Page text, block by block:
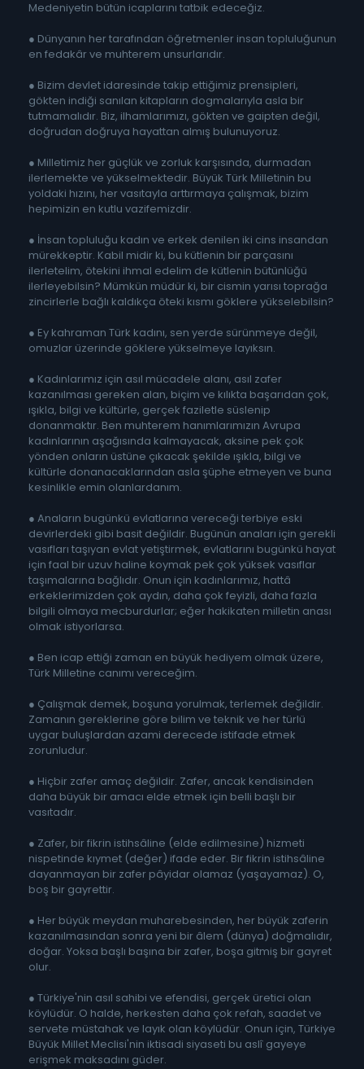
Medeniyetin bütün icaplarını tatbik edeceğiz.
● Dünyanın her tarafından öğretmenler insan topluluğunun
en fedakâr ve muhterem unsurlarıdır.
● Bizim devlet idaresinde takip ettiğimiz prensipleri,
gökten indiği sanılan kitapların dogmalarıyla asla bir
tutmamalıdır. Biz, ilhamlarımızı, gökten ve gaipten değil,
doğrudan doğruya hayattan almış bulunuyoruz.
● Milletimiz her güçlük ve zorluk karşısında, durmadan
ilerlemekte ve yükselmektedir. Büyük Türk Milletinin bu
yoldaki hızını, her vasıtayla arttırmaya çalışmak, bizim
hepimizin en kutlu vazifemizdir.
● İnsan topluluğu kadın ve erkek denilen iki cins insandan
mürekkeptir. Kabil midir ki, bu kütlenin bir parçasını
ilerletelim, ötekini ihmal edelim de kütlenin bütünlüğü
ilerleyebilsin? Mümkün müdür ki, bir cismin yarısı toprağa
zincirlerle bağlı kaldıkça öteki kısmı göklere yükselebilsin?
● Ey kahraman Türk kadını, sen yerde sürünmeye değil,
omuzlar üzerinde göklere yükselmeye layıksın.
● Kadınlarımız için asıl mücadele alanı, asıl zafer
kazanılması gereken alan, biçim ve kılıkta başarıdan çok,
ışıkla, bilgi ve kültürle, gerçek faziletle süslenip
donanmaktır. Ben muhterem hanımlarımızın Avrupa
kadınlarının aşağısında kalmayacak, aksine pek çok
yönden onların üstüne çıkacak şekilde ışıkla, bilgi ve
kültürle donanacaklarından asla şüphe etmeyen ve buna
kesinlikle emin olanlardanım.
● Anaların bugünkü evlatlarına vereceği terbiye eski
devirlerdeki gibi basit değildir. Bugünün anaları için gerekli
vasıfları taşıyan evlat yetiştirmek, evlatlarını bugünkü hayat
için faal bir uzuv haline koymak pek çok yüksek vasıflar
taşımalarına bağlıdır. Onun için kadınlarımız, hattâ
erkeklerimizden çok aydın, daha çok feyizli, daha fazla
bilgili olmaya mecburdurlar; eğer hakikaten milletin anası
olmak istiyorlarsa.
● Ben icap ettiği zaman en büyük hediyem olmak üzere,
Türk Milletine canımı vereceğim.
● Çalışmak demek, boşuna yorulmak, terlemek değildir.
Zamanın gereklerine göre bilim ve teknik ve her türlü
uygar buluşlardan azami derecede istifade etmek
zorunludur.
● Hiçbir zafer amaç değildir. Zafer, ancak kendisinden
daha büyük bir amacı elde etmek için belli başlı bir
vasıtadır.
● Zafer, bir fikrin istihsâline (elde edilmesine) hizmeti
nispetinde kıymet (değer) ifade eder. Bir fikrin istihsâline
dayanmayan bir zafer pâyidar olamaz (yaşayamaz). O,
boş bir gayrettir.
● Her büyük meydan muharebesinden, her büyük zaferin
kazanılmasından sonra yeni bir âlem (dünya) doğmalıdır,
doğar. Yoksa başlı başına bir zafer, boşa gitmiş bir gayret
olur.
● Türkiye'nin asıl sahibi ve efendisi, gerçek üretici olan
köylüdür. O halde, herkesten daha çok refah, saadet ve
servete müstahak ve layık olan köylüdür. Onun için, Türkiye
Büyük Millet Meclisi'nin iktisadi siyaseti bu aslî gayeye
erişmek maksadını güder.